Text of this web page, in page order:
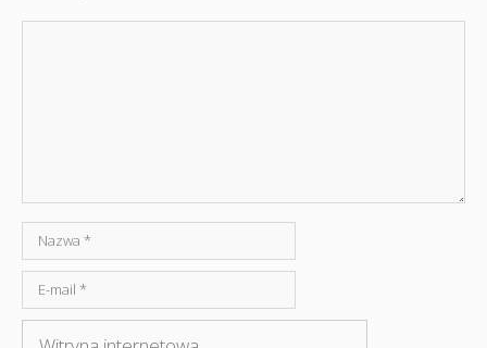
Nazwa
mail